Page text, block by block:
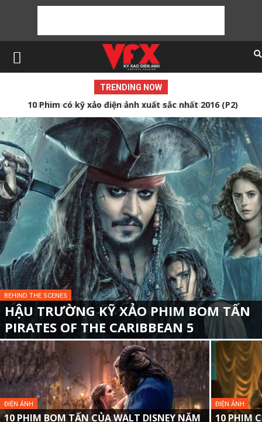
TRENDING NOW
10 Phim có kỹ xảo điện ảnh xuất sắc nhất 2016 (P2)
BEHIND THE SCENES
HẬU TRƯỜNG KỸ XẢO PHIM BOM TẤN
PIRATES OF THE CARIBBEAN 5
ĐIỆN ẢNH
10 PHIM BOM TẤN CỦA WALT DISNEY NĂM
ĐIỆN ẢNH
10 PHIM